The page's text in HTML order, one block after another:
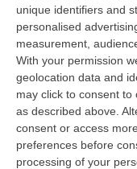
unique identifiers and
personalised
measurement,
With your permission
geolocation data and
may click to consent to
as described above.
consent or access
preferences before
processing of your
Iniziò con la
Musolino e si
quando i carri
tacere la
a morte il primo
Giuseppe
“U ‘re i